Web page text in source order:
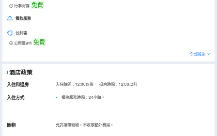
行李寄存 免費
餐飲服務
公共區
公用區wifi 免費
全部設施
酒店政策
入住和退房 入住時間：12:00以後 退房時間：12:00以前
入住方式 櫃枱服務時間：24小時。
寵物 允許攜帶寵物，不收取額外費用。